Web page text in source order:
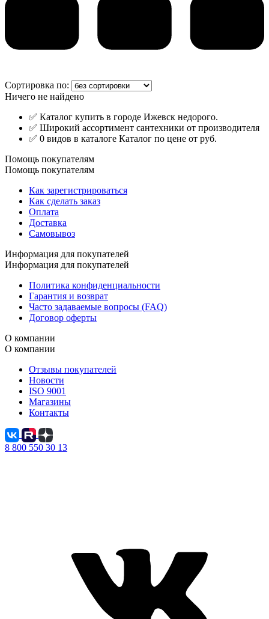
Сортировка по:
Ничего не найдено
✅ Каталог купить в городе Ижевск недорого.
✅ Широкий ассортимент сантехники от производителя
✅ 0 видов в каталоге Каталог по цене от руб.
Помощь покупателям
Помощь покупателям
Как зарегистрироваться
Как сделать заказ
Оплата
Доставка
Самовывоз
Информация для покупателей
Информация для покупателей
Политика конфиденциальности
Гарантия и возврат
Часто задаваемые вопросы (FAQ)
Договор оферты
О компании
О компании
Отзывы покупателей
Новости
ISO 9001
Магазины
Контакты
8 800 550 30 13